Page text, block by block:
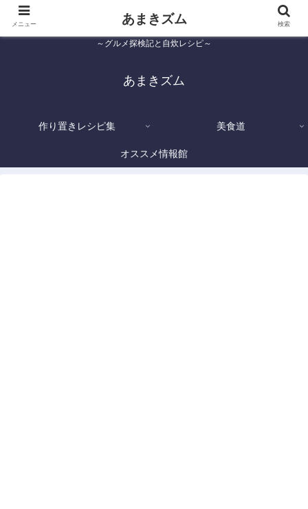
～グルメ探検記と自炊レシピ～
あまきズム
作り置きレシピ集 美食道
オススメ情報館
メニュー あまきズム 検索